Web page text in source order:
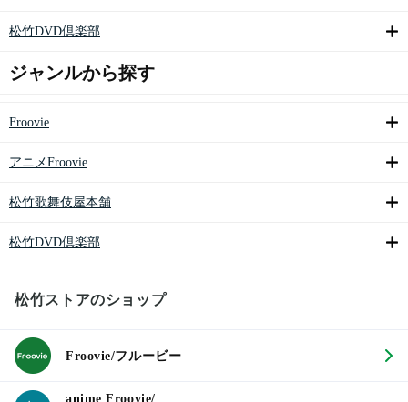
松竹DVD倶楽部
ジャンルから探す
Froovie
アニメFroovie
松竹歌舞伎屋本舗
松竹DVD倶楽部
松竹ストアのショップ
Froovie/フルービー
anime Froovie/